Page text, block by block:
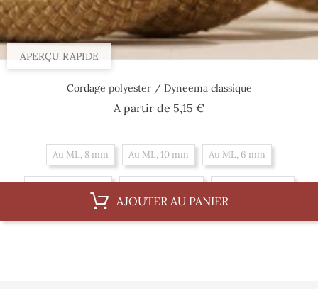
APERÇU RAPIDE
Cordage polyester / Dyneema classique
A partir de 5,15 €Prix
Au ML, 8 mm Au ML, 10 mm Au ML, 6 mm
AJOUTER AU PANIER